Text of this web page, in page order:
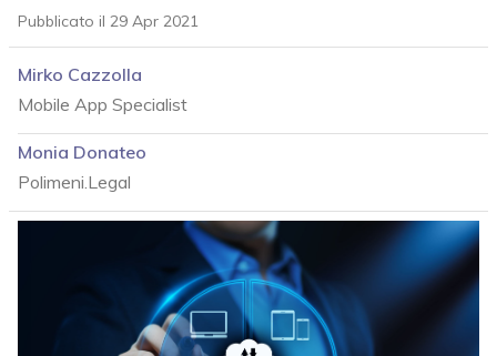
Pubblicato il 29 Apr 2021
Mirko Cazzolla
Mobile App Specialist
Monia Donateo
Polimeni.Legal